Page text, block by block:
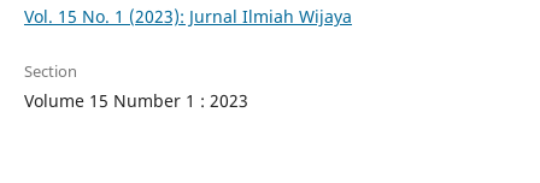
Vol. 15 No. 1 (2023): Jurnal Ilmiah Wijaya
Section
Volume 15 Number 1 : 2023